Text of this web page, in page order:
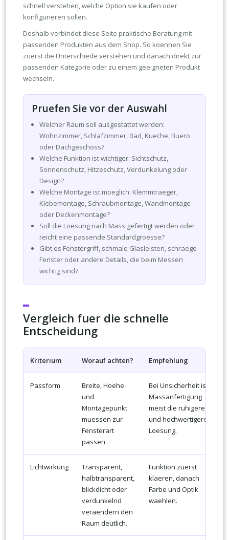
schnell verstehen, welche Option sie kaufen oder
konfigurieren sollen.
Deshalb verbindet diese Seite praktische Beratung mit
passenden Produkten aus dem Shop. So koennen Sie
zuerst die Unterschiede verstehen und danach direkt zur
passenden Kategorie oder zu einem geeigneten Produkt
wechseln.
Pruefen Sie vor der Auswahl
Welcher Raum soll ausgestattet werden:
Wohnzimmer, Schlafzimmer, Bad, Kueche, Buero
oder Dachgeschoss?
Welche Funktion ist wichtiger: Sichtschutz,
Sonnenschutz, Hitzeschutz, Verdunkelung oder
Design?
Welche Montage ist moeglich: Klemmtraeger,
Klebemontage, Schraubmontage, Wandmontage
oder Deckenmontage?
Soll die Loesung nach Mass gefertigt werden oder
reicht eine passende Standardgroesse?
Gibt es Fenstergriff, schmale Glasleisten, schraege
Fenster oder andere Details, die beim Messen
wichtig sind?
Vergleich fuer die schnelle
Entscheidung
Kriterium Worauf achten? Empfehlung
Passform
Breite, Hoehe
und
Montagepunkt
muessen zur
Fensterart
passen.
Bei Unsicherheit ist
Massanfertigung
meist die ruhigere
und hochwertigere
Loesung.
Lichtwirkung
Transparent,
halbtransparent,
blickdicht oder
verdunkelnd
veraendern den
Raum deutlich.
Funktion zuerst
klaeren, danach
Farbe und Optik
waehlen.